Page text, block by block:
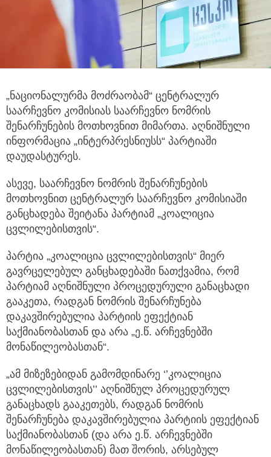
„ნაციონალურმა მოძრაობამ“ ცენტრალურ
საარჩევნო კომისიას საარჩევნო ნომრის
შენარჩუნების მოთხოვნით მიმართა. აღნიშნული
ინფორმაცია „ინტერპრესნიუსს“ პარტიაში
დაუდასტურეს.
ასევე, საარჩევნო ნომრის შენარჩუნების
მოთხოვნით ცენტრალურ საარჩევნო კომისიაში
განცხადება შეიტანა პარტიამ „კოალიცია
ცვლილებისთვის“.
პარტია „კოალიცია ცვლილებისთვის“ მიერ
გავრცელებულ განცხადებაში ნათქვამია, რომ
პარტიამ აღნიშნული პროცედურული განაცხადი
გააკეთა, რადგან ნომრის შენარჩუნება
დაკავშირებულია პარტიის ეფექტიან
საქმიანობასთან და არა „ე.წ. არჩევნებში
მონაწილეობასთან“.
„ამ მიზეზებიდან გამომდინარე ‘’კოალიცია
ცვლილებისთვის’’ აღნიშნულ პროცედურულ
განაცხადს გააკეთებს, რადგან ნომრის
შენარჩუნება დაკავშირებულია პარტიის ეფექტიან
საქმიანობასთან (და არა ე.წ. არჩევნებში
მონაწილეობასთან) მათ შორის, არსებულ